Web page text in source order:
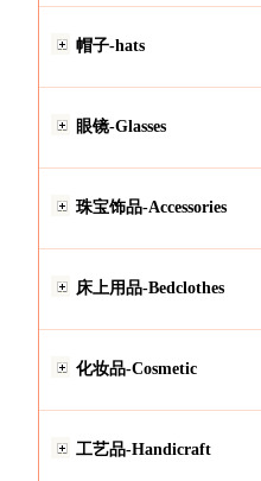
帽子-hats
眼镜-Glasses
珠宝饰品-Accessories
床上用品-Bedclothes
化妆品-Cosmetic
工艺品-Handicraft